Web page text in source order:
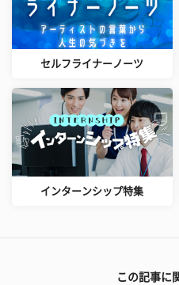
セルフライナーノーツ
インターンシップ特集
この記事に